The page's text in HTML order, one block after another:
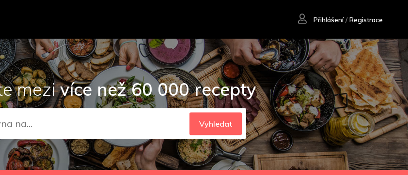
Přihlášení/Registrace
mezivíce než 60 000 recepty
Vyhledat